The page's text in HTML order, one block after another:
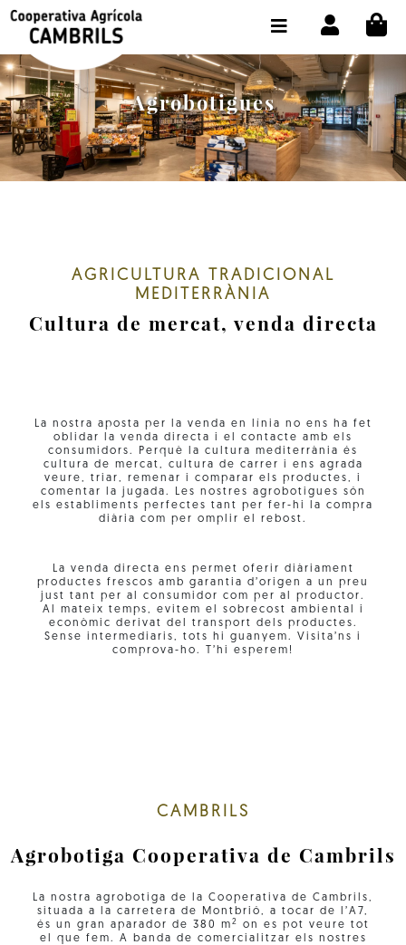
Agrobotigues
AGRICULTURA TRADICIONAL
MEDITERRÀNIA
Cultura de mercat, venda directa
La nostra aposta per la venda en línia no ens ha fet
oblidar la venda directa i el contacte amb els
consumidors. Perquè la cultura mediterrània és
cultura de mercat, cultura de carrer i ens agrada
veure, triar, remenar i comparar els productes, i
comentar la jugada. Les nostres agrobotigues són
els establiments perfectes tant per fer-hi la compra
diària com per omplir el rebost.
La venda directa ens permet oferir diàriament
productes frescos amb garantia d’origen a un preu
just tant per al consumidor com per al productor.
Al mateix temps, evitem el sobrecost ambiental i
econòmic derivat del transport dels productes.
Sense intermediaris, tots hi guanyem. Visita’ns i
comprova-ho. T’hi esperem!
CAMBRILS
Agrobotiga Cooperativa de Cambrils
La nostra agrobotiga de la Cooperativa de Cambrils,
situada a la carretera de Montbrió, a tocar de l’A7,
és un gran aparador de 380 m 2
on es pot veure tot
el que fem. A banda de comercialitzar els nostres
BOTIGA COMPRA ONLINE
LA COOPERATIVA
OLEOTOUR
PRODUCTES
CONTACTE
SELECCIONAR IDIOMA: CAT